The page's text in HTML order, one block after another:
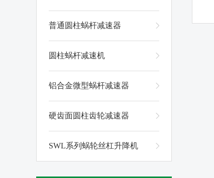
普通圆柱蜗杆减速器
圆柱蜗杆减速机
铝合金微型蜗杆减速器
硬齿面圆柱齿轮减速器
SWL系列蜗轮丝杠升降机